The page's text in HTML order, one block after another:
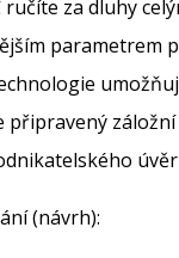
ručíte za dluhy
parametrem
připravený
(návrh):